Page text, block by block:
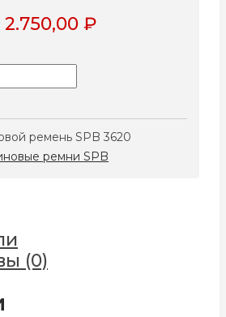
2.750,00 ₽
ремень SPB 3620
ремни SPB
(0)